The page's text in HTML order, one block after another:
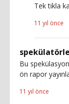
Tek tikla
11 yıl önce
Bu
ön rapor
11 yıl önce